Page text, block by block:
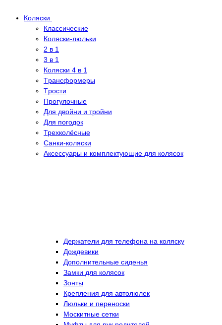
Коляски
Классические
Коляски-люльки
2 в 1
3 в 1
Коляски 4 в 1
Tрансформеры
Tрости
Прогулочные
Для двойни и тройни
Для погодок
Трехколёсные
Санки-коляски
Аксессуары и комплектующие для колясок
Держатели для телефона на коляску
Дождевики
Дополнительные сиденья
Замки для колясок
Зонты
Крепления для автолюлек
Люльки и переноски
Москитные сетки